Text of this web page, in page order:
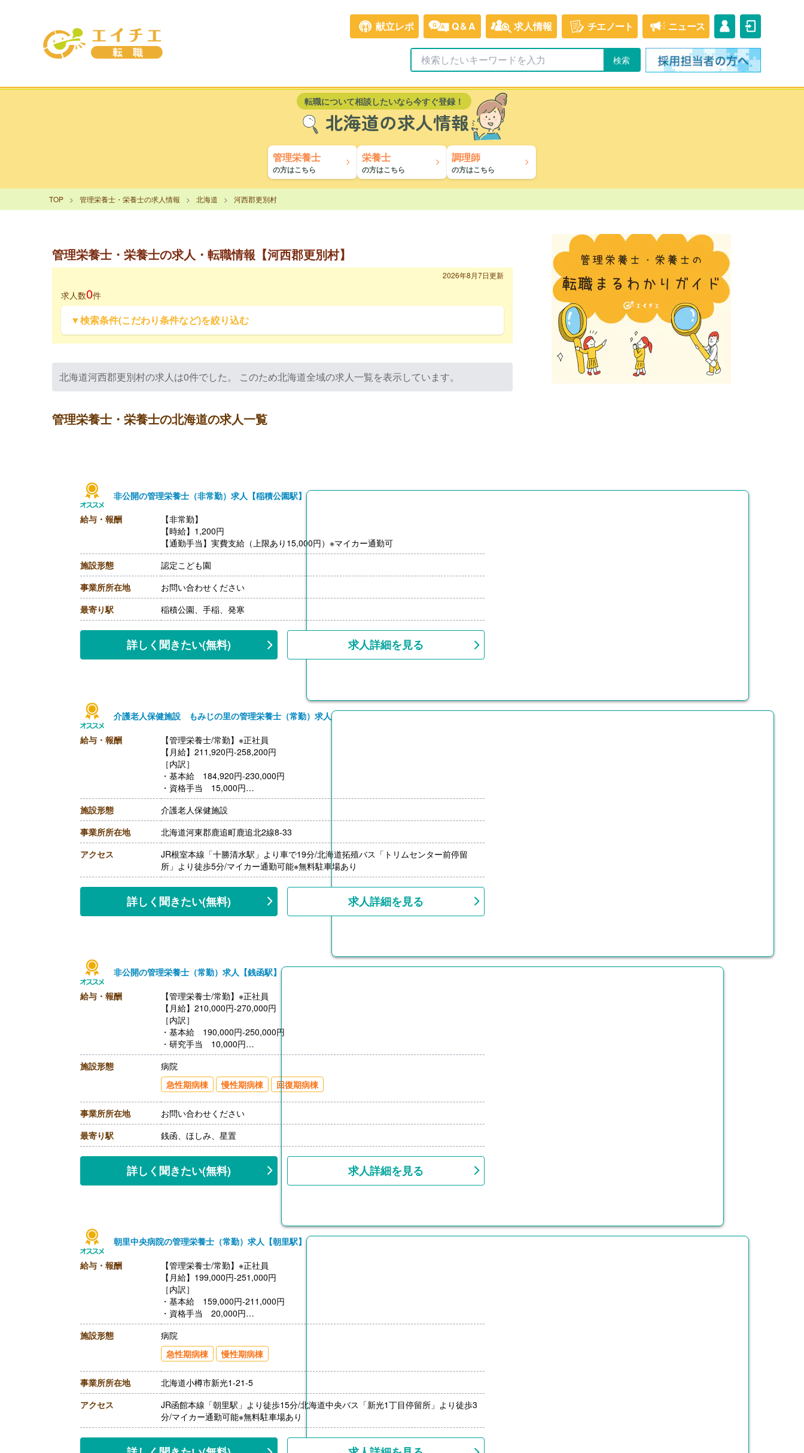
献立レポ Q&A 求人情報 チエノート ニュース
転職について相談したいなら今すぐ登録！
北海道の求人情報
管理栄養士
の方はこちら
栄養士
の方はこちら
調理師
の方はこちら
TOP 管理栄養士・栄養士の求人情報 北海道 河西郡更別村
管理栄養士・栄養士の求人・転職情報【河西郡更別村】
2026年8月7日更新
求人数0件
▼検索条件(こだわり条件など)を絞り込む
北海道河西郡更別村の求人は0件でした。 このため北海道全域の求人一覧を表示しています。
管理栄養士・栄養士の北海道の求人一覧
非公開の管理栄養士（非常勤）求人【稲積公園駅】
給与・報酬
【非常勤】
【時給】1,200円
【通勤手当】実費支給（上限あり15,000円）※マイカー通勤可
施設形態
認定こども園
事業所所在地
お問い合わせください
最寄り駅
稲積公園、手稲、発寒
詳しく聞きたい(無料) 求人詳細を見る
介護老人保健施設 もみじの里の管理栄養士（常勤）求人
給与・報酬
【管理栄養士/常勤】※正社員
【月給】211,920円-258,200円
［内訳］
・基本給 184,920円-230,000円
・資格手当 15,000円
・処遇改善手当 12,000円-13,200円
［その他手当］
・住宅手当 0円-30,000円
・寒冷地手当 60,000円/年（単身）
【賞与】年2回（計4.30ヶ月分）※前年度実績
【通勤手当】あり（上限11,000円/月）※距離に応じて支給
【昇給】あり（1月あたり0円-1,500円）※前年度実績
施設形態
介護老人保健施設
事業所所在地
北海道河東郡鹿追町鹿追北2線8-33
アクセス
JR根室本線「十勝清水駅」より車で19分/北海道拓殖バス「トリムセンター前停留
所」より徒歩5分/マイカー通勤可能※無料駐車場あり
詳しく聞きたい(無料) 求人詳細を見る
非公開の管理栄養士（常勤）求人【銭函駅】
給与・報酬
【管理栄養士/常勤】※正社員
【月給】210,000円-270,000円
［内訳］
・基本給 190,000円-250,000円
・研究手当 10,000円
・ベースアップ手当 10,000円
【賞与】年2回（計4.30ヶ月分）※前年度実績
【通勤手当】あり（上限20,900円/月）※片道2km以上
【昇給】なし
【退職金】あり※勤続3年以上
施設形態
病院
急性期病棟
慢性期病棟 回復期病棟
事業所所在地
お問い合わせください
最寄り駅
銭函、ほしみ、星置
詳しく聞きたい(無料) 求人詳細を見る
朝里中央病院の管理栄養士（常勤）求人【朝里駅】
給与・報酬
【管理栄養士/常勤】※正社員
【月給】199,000円-251,000円
［内訳］
・基本給 159,000円-211,000円
・資格手当 20,000円
・調整手当 10,000円
・住宅手当 10,000円
【賞与】年2回（計3.20ヶ月分）※前年度実績
【通勤手当】あり（上限30,000円/月）
【昇給】あり（1月あたり2,000円）※前年度実績
【退職金】あり※勤続3年以上
施設形態
病院
急性期病棟
慢性期病棟
事業所所在地
北海道小樽市新光1-21-5
アクセス
JR函館本線「朝里駅」より徒歩15分/北海道中央バス「新光1丁目停留所」より徒歩3
分/マイカー通勤可能※無料駐車場あり